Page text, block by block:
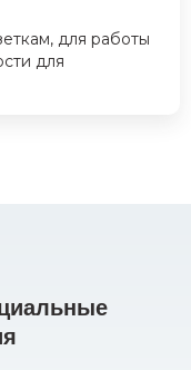
для работы
для